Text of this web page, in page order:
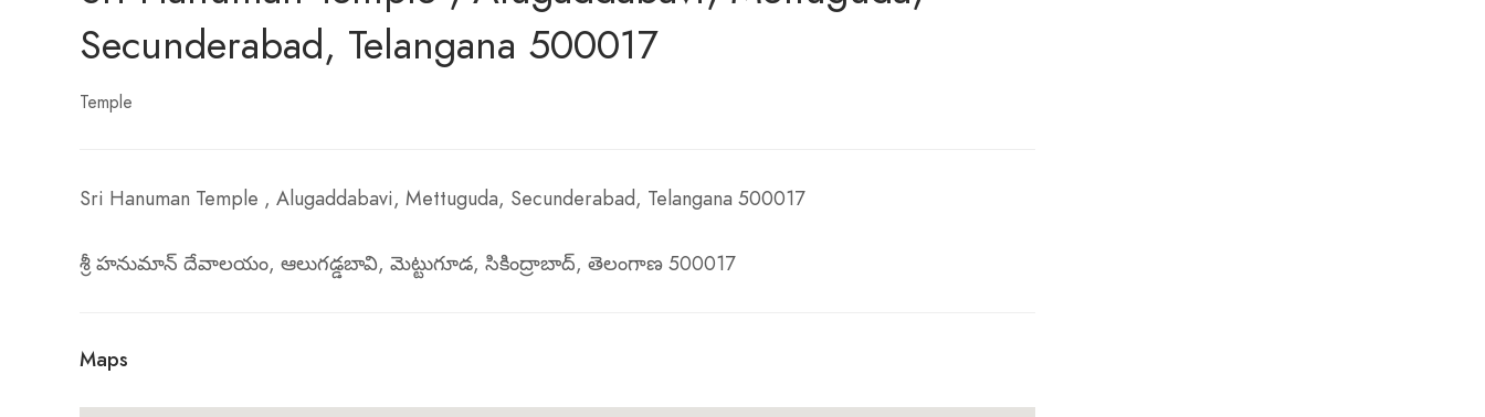
Secunderabad, Telangana 500017
Temple
Sri Hanuman Temple , Alugaddabavi, Mettuguda, Secunderabad, Telangana 500017
శ్రీ హనుమాన్ దేవాలయం, ఆలుగడ్డబావి, మెట్టుగూడ, సికింద్రాబాద్, తెలంగాణ 500017
Maps